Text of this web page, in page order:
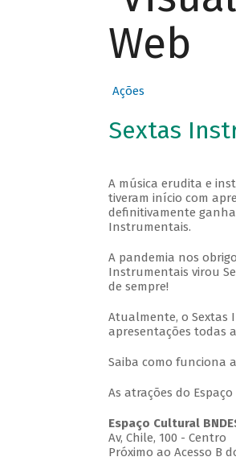
Web
Ações
Sextas
A música erudita e
tiveram início com
definitivamente
Instrumentais.
A pandemia nos
Instrumentais virou
de sempre!
Atualmente, o Sextas
apresentações todas
Saiba como funciona a
As atrações do
Espaço Cultural
Av, Chile, 100 - Centro
Próximo ao Acesso B